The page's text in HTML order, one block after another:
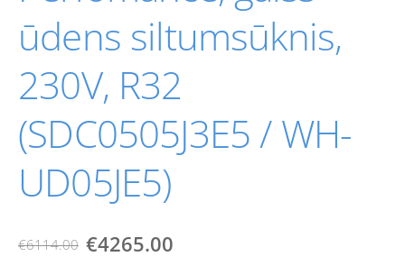
ūdens siltumsūknis,
230V, R32
(SDC0505J3E5 / WH-
UD05JE5)
€6114.00 €4265.00